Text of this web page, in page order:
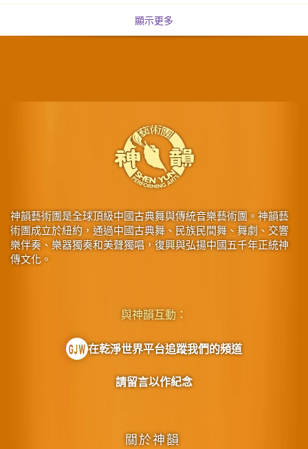
顯示更多
神韻藝術團是全球頂級中國古典舞與傳統音樂藝術團。神韻藝
術團成立於紐約，通過中國古典舞、民族民間舞、舞劇、交響
樂伴奏、樂器獨奏和美聲獨唱，復興與弘揚中國五千年正統神
傳文化。
關於神韻
與神韻互動：
在乾淨世界平台追蹤我們的頻道
請留言以作紀念